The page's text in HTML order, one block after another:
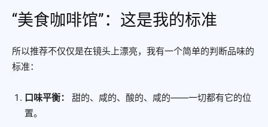
“美食咖啡馆”：这是我的标准
所以推荐不仅仅是在镜头上漂亮，我有一个简单的判断品味的
标准：
口味平衡：
甜的、咸的、酸的、咸的——一切都有它的位
置。